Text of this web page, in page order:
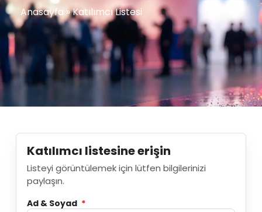
Anasayfa »Katılımcı Listesi
Katılımcı listesine erişin
Listeyi görüntülemek için lütfen bilgilerinizi
paylaşın.
Ad & Soyad *